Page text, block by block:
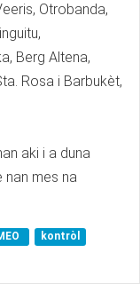
Otrobanda,
Berg Altena,
Rosa i Barbukèt,
aki i a duna
mes na
kontròl